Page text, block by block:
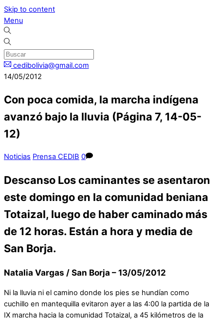
Skip to content
Menu
cedibolivia@gmail.com
14/05/2012
Con poca comida, la marcha indígena
avanzó bajo la lluvia (Página 7, 14-05-
12)
Noticias Prensa CEDIB 0
Descanso Los caminantes se asentaron
este domingo en la comunidad beniana
Totaizal, luego de haber caminado más
de 12 horas. Están a hora y media de
San Borja.
Natalia Vargas / San Borja – 13/05/2012
Ni la lluvia ni el camino donde los pies se hundían como
cuchillo en mantequilla evitaron ayer a las 4:00 la partida de la
IX marcha hacia la comunidad Totaizal, a 45 kilómetros de la